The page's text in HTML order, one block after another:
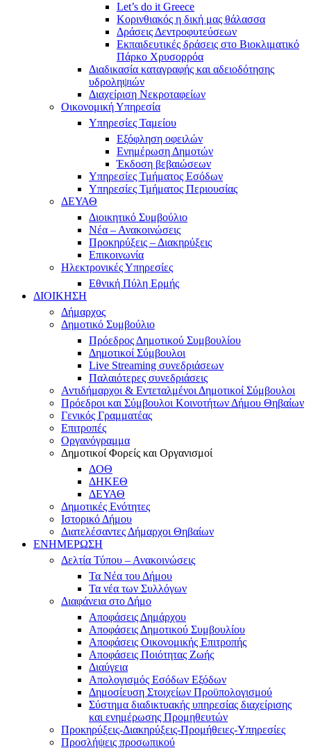
Let’s do it Greece
Kορινθιακός η δική μας θάλασσα
Δράσεις Δεντροφυτεύσεων
Εκπαιδευτικές δράσεις στο Βιοκλιματικό
Πάρκο Χρυσορρόα
Διαδικασία καταγραφής και αδειοδότησης
υδροληψιών
Διαχείριση Νεκροταφείων
Οικονομική Υπηρεσία
Υπηρεσίες Ταμείου
Εξόφληση οφειλών
Ενημέρωση Δημοτών
Έκδοση βεβαιώσεων
Υπηρεσίες Τμήματος Εσόδων
Υπηρεσίες Τμήματος Περιουσίας
ΔΕΥΑΘ
Διοικητικό Συμβούλιο
Νέα – Ανακοινώσεις
Προκηρύξεις – Διακηρύξεις
Επικοινωνία
Ηλεκτρονικές Υπηρεσίες
Εθνική Πύλη Ερμής
ΔΙΟΙΚΗΣΗ
Δήμαρχος
Δημοτικό Συμβούλιο
Πρόεδρος Δημοτικού Συμβουλίου
Δημοτικοί Σύμβουλοι
Live Streaming συνεδριάσεων
Παλαιότερες συνεδριάσεις
Αντιδήμαρχοι & Εντεταλμένοι Δημοτικοί Σύμβουλοι
Πρόεδροι και Σύμβουλοι Κοινοτήτων Δήμου Θηβαίων
Γενικός Γραμματέας
Επιτροπές
Οργανόγραμμα
Δημοτικοί Φορείς και Οργανισμοί
ΔΟΘ
ΔΗΚΕΘ
ΔΕΥΑΘ
Δημοτικές Ενότητες
Ιστορικό Δήμου
Διατελέσαντες Δήμαρχοι Θηβαίων
ΕΝΗΜΕΡΩΣΗ
Δελτία Τύπου – Ανακοινώσεις
Τα Νέα του Δήμου
Τα νέα των Συλλόγων
Διαφάνεια στο Δήμο
Αποφάσεις Δημάρχου
Αποφάσεις Δημοτικού Συμβουλίου
Αποφάσεις Οικονομικής Επιτροπής
Αποφάσεις Ποιότητας Ζωής
Διαύγεια
Απολογισμός Εσόδων Εξόδων
Δημοσίευση Στοιχείων Προϋπολογισμού
Σύστημα διαδικτυακής υπηρεσίας διαχείρισης
και ενημέρωσης Προμηθευτών
Προκηρύξεις-Διακηρύξεις-Προμήθειες-Υπηρεσίες
Προσλήψεις προσωπικού